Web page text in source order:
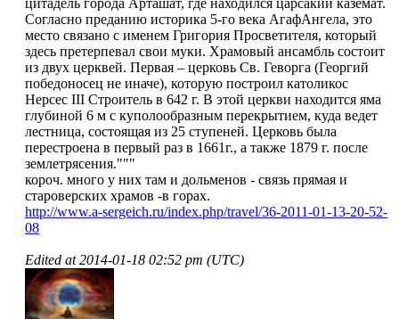
цитадель города Арташат, где находился царсакий каземат.
Согласно преданию историка 5-го века АгафАнгела, это
место связано с именем Григория Просветителя, который
здесь претерпевал свои муки. Храмовый ансамбль состоит
из двух церквей. Первая – церковь Св. Геворга (Георгий
победоносец не иначе), которую построил католикос
Нерсес III Строитель в 642 г. В этой церкви находится яма
глубиной 6 м с куполообразным перекрытием, куда ведет
лестница, состоящая из 25 ступеней. Церковь была
перестроена в первый раз в 1661г., а также 1879 г. после
землетрясения."""
короч. много у них там и дольменов - связь прямая и
староверских храмов -в горах.
http://www.a-sergeich.ru/index.php/travel/36-2011-01-13-20-52-
08
Edited at2014-01-18 02:52 pm (UTC)